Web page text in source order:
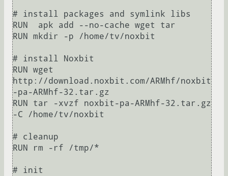
# install packages and symlink libs
RUN  apk add --no-cache wget tar
RUN mkdir -p /home/tv/noxbit
# install Noxbit
RUN wget
http://download.noxbit.com/ARMhf/noxbit
-pa-ARMhf-32.tar.gz
RUN tar -xvzf noxbit-pa-ARMhf-32.tar.gz
-C /home/tv/noxbit
# cleanup
RUN rm -rf /tmp/*
# init